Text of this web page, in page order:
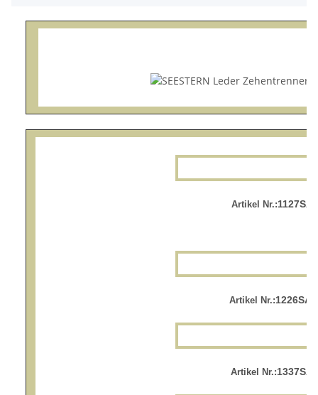
Artikel Nr.:
Artikel Nr.:
Artikel Nr.: